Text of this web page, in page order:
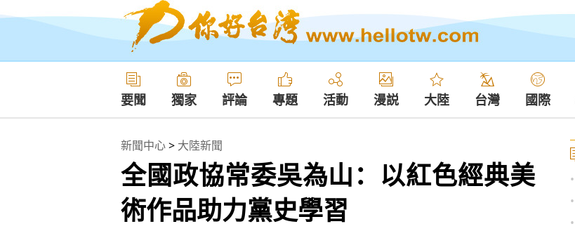
要聞 獨家 評論 專題 活動 漫説 大陸 台灣 國際
新聞中心> 大陸新聞
全國政協常委吳為山：以紅色經典美
術作品助力黨史學習
•
•
•